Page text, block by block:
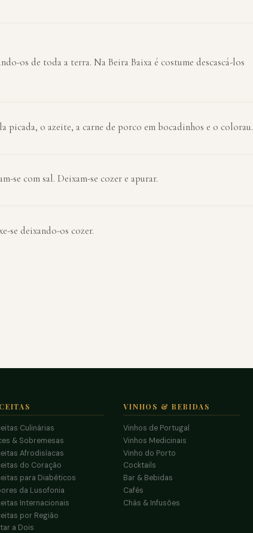
os de toda a terra. Na Beira Baixa é costume descascá-los
picada, o azeite, a carne de porco em bocadinhos e o colorau.
se com sal. Deixam-se cozer e apurar.
se deixando-os cozer.
Culinárias
& Sobremesas
Afrodisíacas
do Coração
para Diabéticos
da Lusofonia
Internacionais
por Região
a Dois
VINHOS & BEBIDAS
Vinhos de Portugal
Vinhos Medicinais
Vinho do Porto
Cocktails
Bar & Bebidas
Cafés
Chás & Infusões